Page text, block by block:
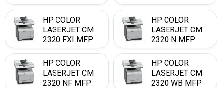
HP COLOR
LASERJET CM
2320 FXI MFP
HP COLOR
LASERJET CM
2320 N MFP
HP COLOR
LASERJET CM
2320 NF MFP
HP COLOR
LASERJET CM
2320 WB MFP